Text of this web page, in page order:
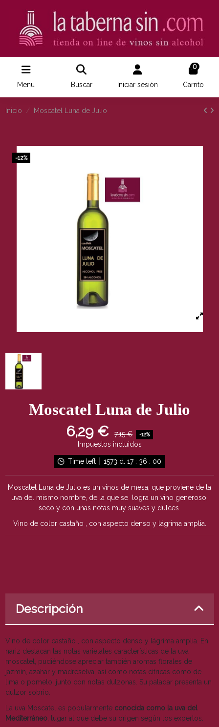
Menu Buscar Iniciar sesión
0
Carrito
Inicio Moscatel Luna de Julio
-12%
Moscatel Luna de Julio
6,29 € 7,15 € -12%
Impuestos incluidos
Time left 1573 d. 17: 36 : 00
Moscatel Luna de Julio es un vinos de mesa, que proviene de la
uva del mismo nombre, de la que se logra un vino generoso,
seco y con unas notas muy suaves y dulces.
Vino de color castaño , con aspecto denso y lágrima amplia.
Descripción
Vino de color castaño , con aspecto denso y lágrima amplia. En
nariz destacan las notas varietales características de la uva
moscatel, pudiéndose apreciar también aromas florales de
jazmín, azahar y madreselva, así como notas cítricas como de
lima o pomelo, junto con notas dulzonas. Su paladar presenta un
dulzor sobrio.
La uva Moscatel es popularmenteconocida como la uva del
Mediterráneo, lugar al que debe su origen según los expertos.